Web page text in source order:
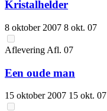
Kristalhelder
8 oktober 2007 8 okt. 07
Aflevering Afl. 07
Een oude man
15 oktober 2007 15 okt. 07